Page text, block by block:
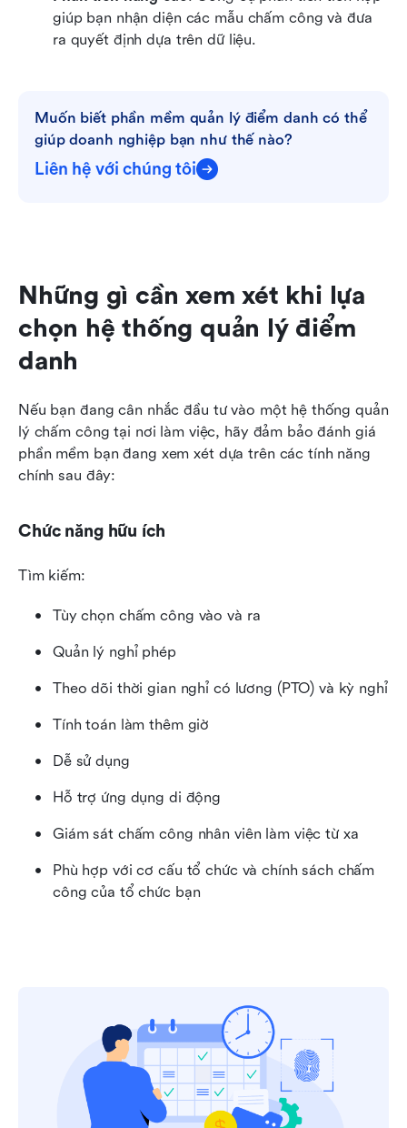
giúp bạn nhận diện các mẫu chấm công và đưa
ra quyết định dựa trên dữ liệu.
Muốn biết phần mềm quản lý điểm danh có thể
giúp doanh nghiệp bạn như thế nào?
Liên hệ với chúng tôi
Những gì cần xem xét khi lựa
chọn hệ thống quản lý điểm
danh
Nếu bạn đang cân nhắc đầu tư vào một hệ thống quản
lý chấm công tại nơi làm việc, hãy đảm bảo đánh giá
phần mềm bạn đang xem xét dựa trên các tính năng
chính sau đây:
Chức năng hữu ích
Tìm kiếm:
Tùy chọn chấm công vào và ra
Quản lý nghỉ phép
Theo dõi thời gian nghỉ có lương (PTO) và kỳ nghỉ
Tính toán làm thêm giờ
Dễ sử dụng
Hỗ trợ ứng dụng di động
Giám sát chấm công nhân viên làm việc từ xa
Phù hợp với cơ cấu tổ chức và chính sách chấm
công của tổ chức bạn